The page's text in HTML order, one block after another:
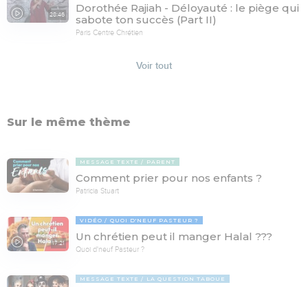
28:46
Dorothée Rajiah - Déloyauté : le piège qui
sabote ton succès (Part II)
Paris Centre Chrétien
Voir tout
Sur le même thème
MESSAGE TEXTE PARENT
Comment prier pour nos enfants ?
Patricia Stuart
17:21
VIDÉO QUOI D'NEUF PASTEUR ?
Un chrétien peut il manger Halal ???
Quoi d'neuf Pasteur ?
MESSAGE TEXTE LA QUESTION TABOUE